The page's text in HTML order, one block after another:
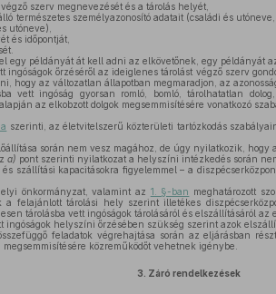
szerv megnevezését és a tárolás helyét,
természetes személyazonosító adatait (családi és
utóneve),
és időpontját,
egy példányát át kell adni az elkövetőnek, egy példányát
ingóságok őrzéséről az ideiglenes tárolást végző szerv
hogy az változatlan állapotban megmaradjon, az
vett ingóság gyorsan romló, bomló, tárolhatatlan
az elkobzott dolgok megsemmisítésére vonatkozó
szerinti, az életvitelszerű közterületi tartózkodás
során nem vesz magához, de úgy nyilatkozik, hogy
a) pont szerinti nyilatkozat a helyszíni intézkedés során
szállítási kapacitásokra figyelemmel – a
önkormányzat, valamint az 1. §-ban meghatározott
a felajánlott tárolási hely szerint illetékes
tárolásba vett ingóságok tárolásáról és elszállításáról az
ingóságok helyszíni őrzésében szükség szerint azok
feladatok végrehajtása során az eljárásban
közreműködőt vehetnek igénybe.
3. Záró rendelkezések